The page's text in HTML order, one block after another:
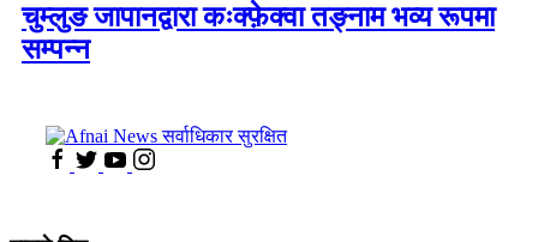
चुम्लुङ जापानद्वारा कःक्फ़ेक्वा तङ्नाम भव्य रूपमा
सम्पन्न